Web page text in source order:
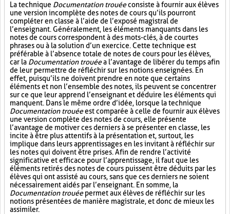
La technique Documentation trouéeconsiste à fournir aux élèves
une version incomplète des notes de cours qu’ils pourront
compléter en classe à l’aide de l’exposé magistral de
l’enseignant. Généralement, les éléments manquants dans les
notes de cours correspondent à des mots-clés, à de courtes
phrases ou à la solution d’un exercice. Cette technique est
préférable à l’absence totale de notes de cours pour les élèves,
car la Documentation trouéea l’avantage de libérer du temps afin
de leur permettre de réfléchir sur les notions enseignées. En
effet, puisqu’ils ne doivent prendre en note que certains
éléments et non l’ensemble des notes, ils peuvent se concentrer
sur ce que leur apprend l’enseignant et déduire les éléments qui
manquent. Dans le même ordre d’idée, lorsque la technique
Documentation trouéeest comparée à celle de fournir aux élèves
une version complète des notes de cours, elle présente
l’avantage de motiver ces derniers à se présenter en classe, les
incite à être plus attentifs à la présentation et, surtout, les
implique dans leurs apprentissages en les invitant à réfléchir sur
les notes qui doivent être prises. Afin de rendre l’activité
significative et efficace pour l’apprentissage, il faut que les
éléments retirés des notes de cours puissent être déduits par les
élèves qui ont assisté au cours, sans que ces derniers ne soient
nécessairement aidés par l’enseignant. En somme, la
Documentation trouéepermet aux élèves de réfléchir sur les
notions présentées de manière magistrale, et donc de mieux les
assimiler.